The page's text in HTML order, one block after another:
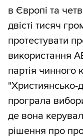
в Європі та
двісті тисяч
протестувати
використання
партія
програла
де вона
рішення про